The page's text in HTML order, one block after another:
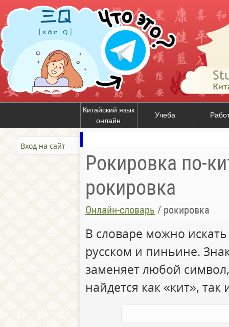
Китайский язык
онлайн
Учеба
Вход на сайт
Рокировка по-
рокировка
Онлайн-словарь / рокировка
В словаре можно
русском и пиньине.
заменяет любой
найдется как «кит», так